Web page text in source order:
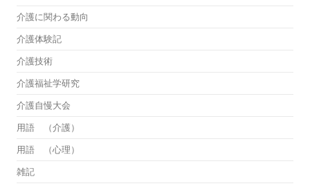
介護に関わる動向
介護体験記
介護技術
介護福祉学研究
介護自慢大会
用語 （介護）
用語 （心理）
雑記